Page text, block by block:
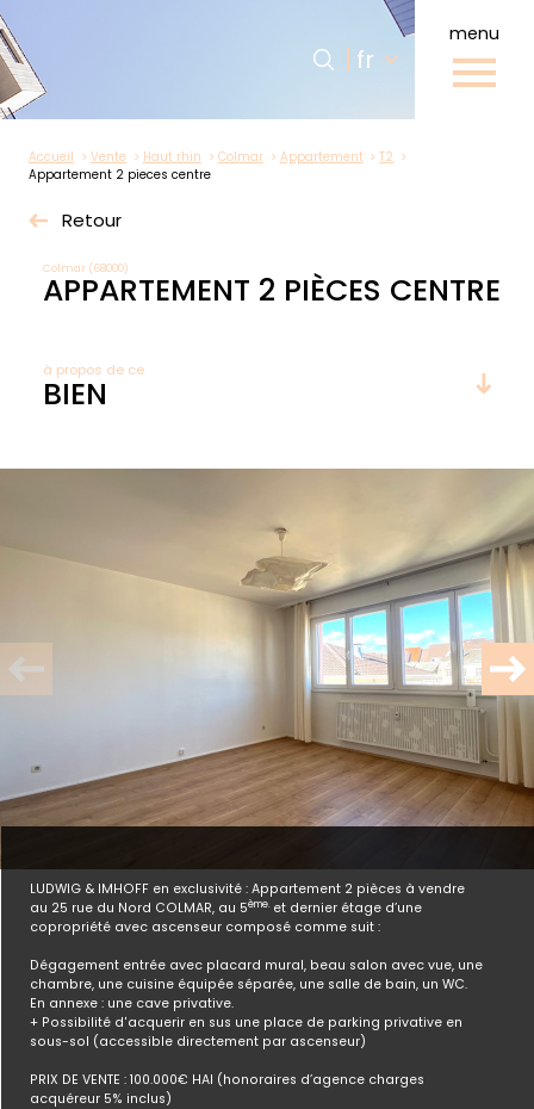
menu
Langue
fr
Accueil Vente Haut rhin Colmar Appartement
T2
Appartement 2 pieces centre
Retour
Colmar (68000)
APPARTEMENT 2 PIÈCES CENTRE
à propos de ce
BIEN
FINANCIÈRES
COPROPRIÉTÉ
Bilan
ÉNERGÉTIQUE
LUDWIG & IMHOFF en exclusivité : Appartement 2 pièces à vendre
au 25 rue du Nord COLMAR, au 5ème. et dernier étage d’une
copropriété avec ascenseur composé comme suit :
Dégagement entrée avec placard mural, beau salon avec vue, une
chambre, une cuisine équipée séparée, une salle de bain, un WC.
En annexe : une cave privative.
+ Possibilité d'acquerir en sus une place de parking privative en
sous-sol (accessible directement par ascenseur)
PRIX DE VENTE : 100.000€ HAI (honoraires d’agence charges
acquéreur 5% inclus)